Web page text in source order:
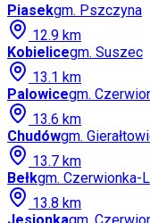
Piasekgm. Pszczyna
12.9 km
Kobielicegm. Suszec
13.1 km
Palowicegm.
13.6 km
Chudówgm.
13.7 km
Bełkgm. Czerwionka-
13.8 km